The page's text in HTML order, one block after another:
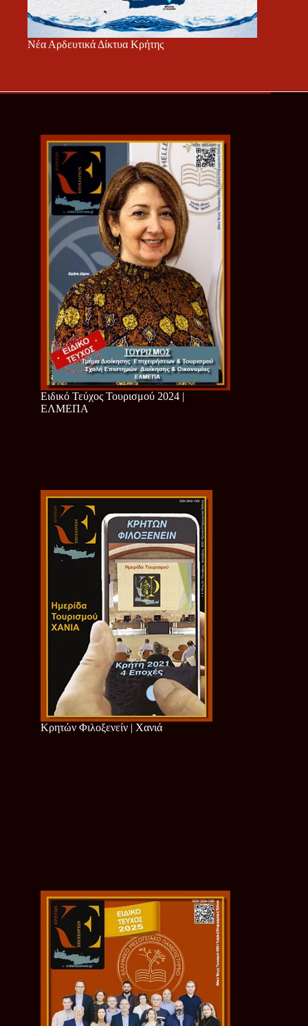
Νέα Αρδευτικά Δίκτυα Κρήτης
Ειδικό Τεύχος Τουρισμού 2024 |
ΕΛΜΕΠΑ
Κρητών Φιλοξενείν | Χανιά